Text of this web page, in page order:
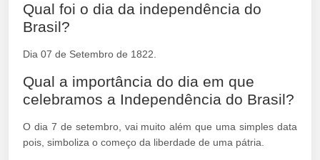
Qual foi o dia da independência do
Brasil?
Dia 07 de Setembro de 1822.
Qual a importância do dia em que
celebramos a Independência do Brasil?
O dia 7 de setembro, vai muito além que uma simples data
pois, simboliza o começo da liberdade de uma pátria.